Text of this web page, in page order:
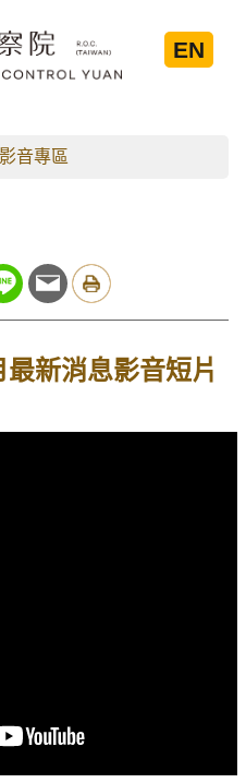
EN
影音專區
新消息影音短片